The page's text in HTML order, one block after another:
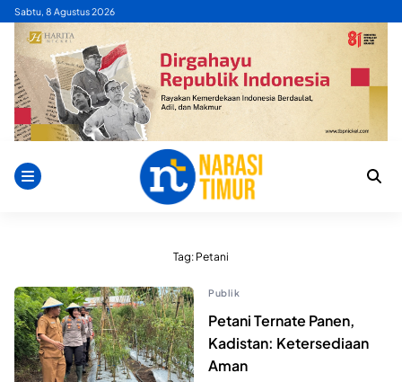
Skip
content
Sabtu, 8 Agustus 2026
Tag: Petani
Publik
Petani Ternate Panen,
Kadistan: Ketersediaan
Aman